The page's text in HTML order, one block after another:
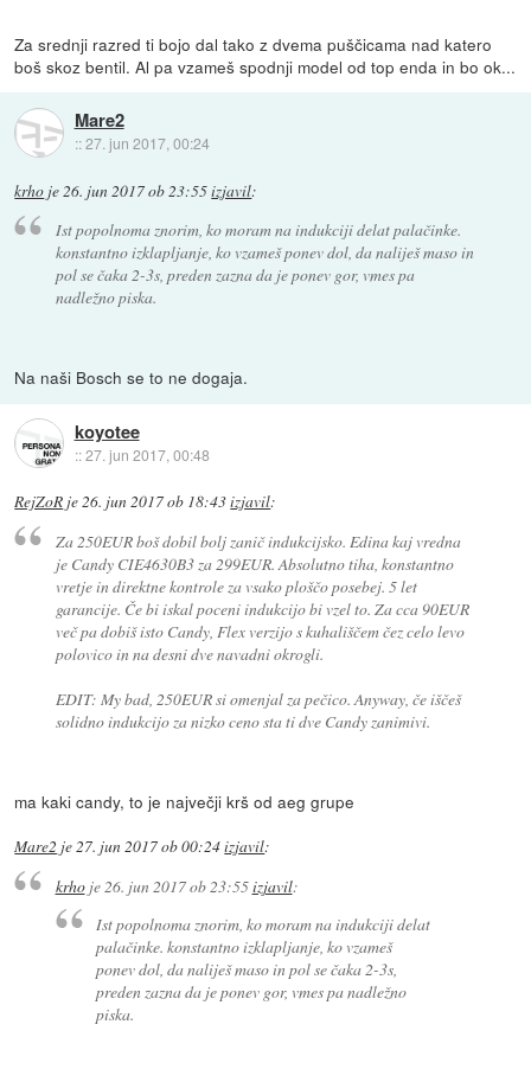
Za srednji razred ti bojo dal tako z dvema puščicama nad katero
boš skoz bentil. Al pa vzameš spodnji model od top enda in bo ok...
Mare2
::27. jun 2017, 00:24
krho je26. jun 2017 ob 23:55izjavil:
Ist popolnoma znorim, ko moram na indukciji delat palačinke.
konstantno izklapljanje, ko vzameš ponev dol, da naliješ maso in
pol se čaka 2-3s, preden zazna da je ponev gor, vmes pa
nadležno piska.
Na naši Bosch se to ne dogaja.
koyotee
::27. jun 2017, 00:48
RejZoR je26. jun 2017 ob 18:43izjavil:
Za 250EUR boš dobil bolj zanič indukcijsko. Edina kaj vredna
je Candy CIE4630B3 za 299EUR. Absolutno tiha, konstantno
vretje in direktne kontrole za vsako ploščo posebej. 5 let
garancije. Če bi iskal poceni indukcijo bi vzel to. Za cca 90EUR
več pa dobiš isto Candy, Flex verzijo s kuhališčem čez celo levo
polovico in na desni dve navadni okrogli.
EDIT: My bad, 250EUR si omenjal za pečico. Anyway, če iščeš
solidno indukcijo za nizko ceno sta ti dve Candy zanimivi.
ma kaki candy, to je največji krš od aeg grupe
Mare2 je27. jun 2017 ob 00:24izjavil:
krhoje 26. jun 2017 ob 23:55izjavil:
Ist popolnoma znorim, ko moram na indukciji delat
palačinke. konstantno izklapljanje, ko vzameš
ponev dol, da naliješ maso in pol se čaka 2-3s,
preden zazna da je ponev gor, vmes pa nadležno
piska.